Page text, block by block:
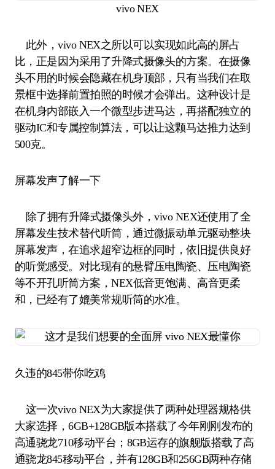
vivo NEX
此外，vivo NEX之所以可以实现如此高的屏占
比，正是因为采用了升降式摄像头的方案。在摄像
头不用的时候会隐藏在机身顶部，只有当我们在取
景框中选择前置拍照的时候才会弹出。这种设计是
在机身内部嵌入一个微型步进马达，再搭配独立的
驱动IC和专属控制算法，可以让这颗马达推力达到
500克。
屏幕发声了解一下
除了拥有升降式摄像头外，vivo NEX还使用了全
屏幕发生技术替代听筒，通过微振动单元驱动整块
屏幕发声，在追求超窄边框的同时，依旧提供良好
的听觉感受。对比现有的悬臂压电陶瓷、压电陶瓷
等不开孔听筒方案，NEX低音更饱满、高音更柔
和，已经有了媲美常规听筒的水准。
久违的845带你吃鸡
这一次vivo NEX为大家提供了两种处理器规格供
大家选择，6GB+128GB版本搭载了今年刚刚发布的
高通骁龙710移动平台；8GB运存的旗舰版搭载了高
通骁龙845移动平台，并有128GB和256GB两种存储